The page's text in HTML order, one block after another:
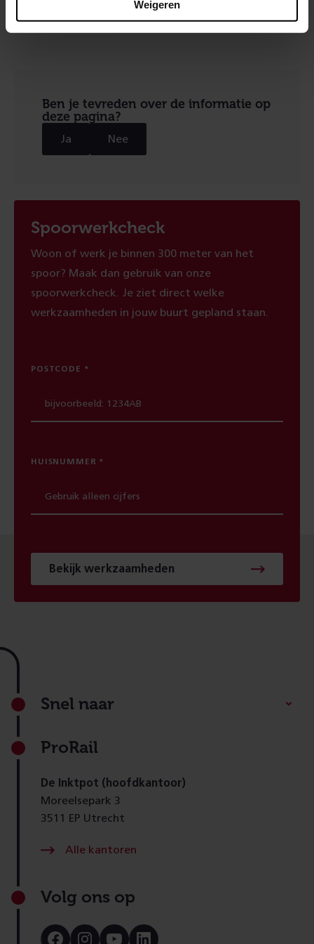
Weigeren
Ben je tevreden over de informatie op
deze pagina?
Ja Nee
Spoorwerkcheck
Woon of werk je binnen 300 meter van het
spoor? Maak dan gebruik van onze
spoorwerkcheck. Je ziet direct welke
werkzaamheden in jouw buurt gepland staan.
POSTCODE
HUISNUMMER
Bekijk werkzaamheden
Footer
Snel naar
ProRail
De Inktpot (hoofdkantoor)
Moreelsepark 3
3511 EP Utrecht
Alle kantoren
Volg ons op